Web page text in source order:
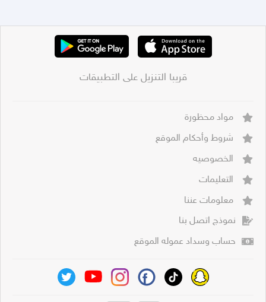
قريبا التنزيل على التطبيقات
مواد محظورة
شروط وأحكام الموقع
الخصوصيه
التعليمات
معلومات عننا
نموذج اتصل بنا
حساب وسداد عموله الموقع